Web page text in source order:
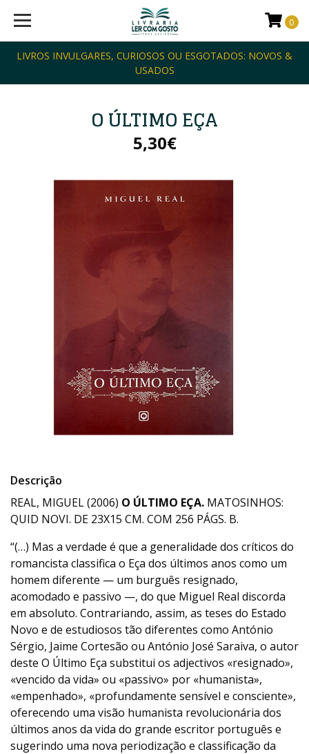
LIVROS INVULGARES, CURIOSOS OU ESGOTADOS: NOVOS &
USADOS
0
O ÚLTIMO EÇA
5,30€
Descrição
REAL, MIGUEL (2006) O ÚLTIMO EÇA. MATOSINHOS:
QUID NOVI. DE 23X15 CM. COM 256 PÁGS. B.
“(…) Mas a verdade é que a generalidade dos críticos do
romancista classifica o Eça dos últimos anos como um
homem diferente — um burguês resignado,
acomodado e passivo —, do que Miguel Real discorda
em absoluto. Contrariando, assim, as teses do Estado
Novo e de estudiosos tão diferentes como António
Sérgio, Jaime Cortesão ou António José Saraiva, o autor
deste O Último Eça substitui os adjectivos «resignado»,
«vencido da vida» ou «passivo» por «humanista»,
«empenhado», «profundamente sensível e consciente»,
oferecendo uma visão humanista revolucionária dos
últimos anos da vida do grande escritor português e
sugerindo uma nova periodização e classificação da